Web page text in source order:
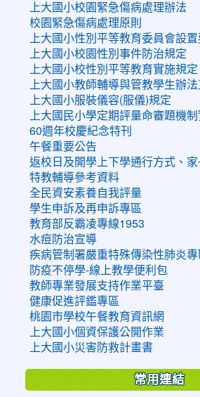
上大國小校園緊急傷病處理辦法
校園緊急傷病處理原則
上大國小性別平等教育委員會設
上大國小校園性別事件防治規定
上大國小校性別平等教育實施規定
上大國小教師輔導與管教學生辦
上大國小服裝儀容(服儀)規定
上大國民小學定期評量命審題機
60週年校慶紀念特刊
午餐重要公告
返校日及開學上下學通行方式、
特教輔導參考資料
全民資安素養自我評量
學生申訴及再申訴專區
教育部反霸凌專線1953
水痘防治宣導
疾病管制署嚴重特殊傳染性肺炎專
防疫不停學-線上教學便利包
教師專業發展支持作業平臺
健康促進評鑑專區
桃園市學校午餐教育資訊網
上大國小個資保護公開作業
上大國小災害防救計畫書
常用連結